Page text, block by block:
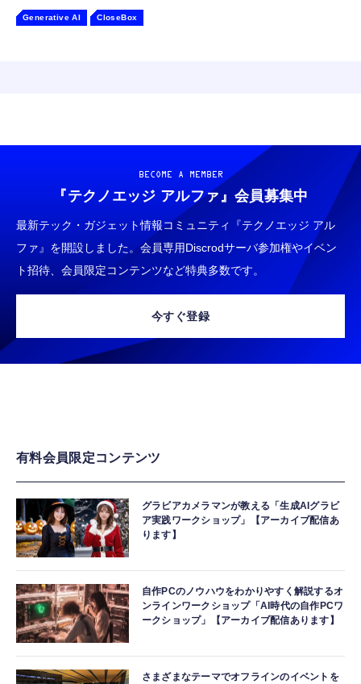
Generative AI CloseBox
BECOME A MEMBER
『テクノエッジ アルファ』 会員募集中
最新テック・ガジェット情報コミュニティ『テクノエッジ アル
ファ』を開設しました。会員専用Discrodサーバ参加権やイベン
ト招待、会員限定コンテンツなど特典多数です。
今すぐ登録
有料会員限定コンテンツ
グラビアカメラマンが教える「生成AIグラビ
ア実践ワークショップ」【アーカイブ配信あ
ります】
自作PCのノウハウをわかりやすく解説するオ
ンラインワークショップ「AI時代の自作PCワ
ークショップ」【アーカイブ配信あります】
さまざまなテーマでオフラインのイベントを